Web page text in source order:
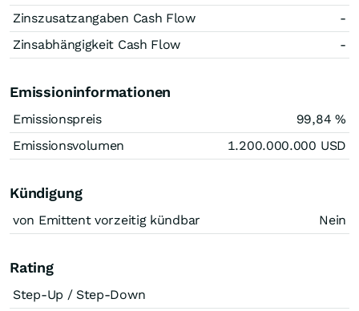
Zinszusatzangaben Cash Flow
-
Zinsabhängigkeit Cash Flow
-
Emissioninformationen
Emissionspreis 99,84 %
Emissionsvolumen
1.200.000.000 USD
Kündigung
von Emittent vorzeitig kündbar Nein
Rating
Step-Up / Step-Down